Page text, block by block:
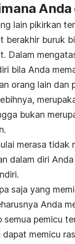
lain pikirkan
buruk
Dalam
bila Anda
orang lain dan
bukan
merasa tidak
dalam diri
saja yang
Anda
pemicu
memicu